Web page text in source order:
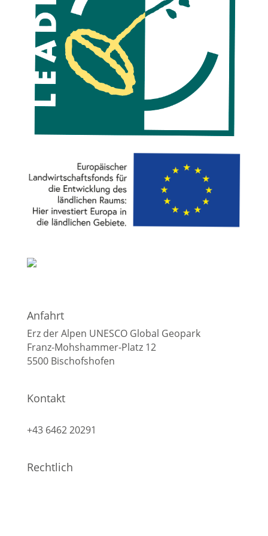
Anfahrt
Erz der Alpen UNESCO Global Geopark
Franz-Mohshammer-Platz 12
5500 Bischofshofen
Kontakt
+43 6462 20291
Rechtlich